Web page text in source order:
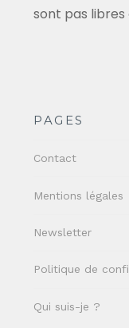
sont pas libres
PAGES
Contact
Mentions légales
Newsletter
Politique de
Qui suis-je ?